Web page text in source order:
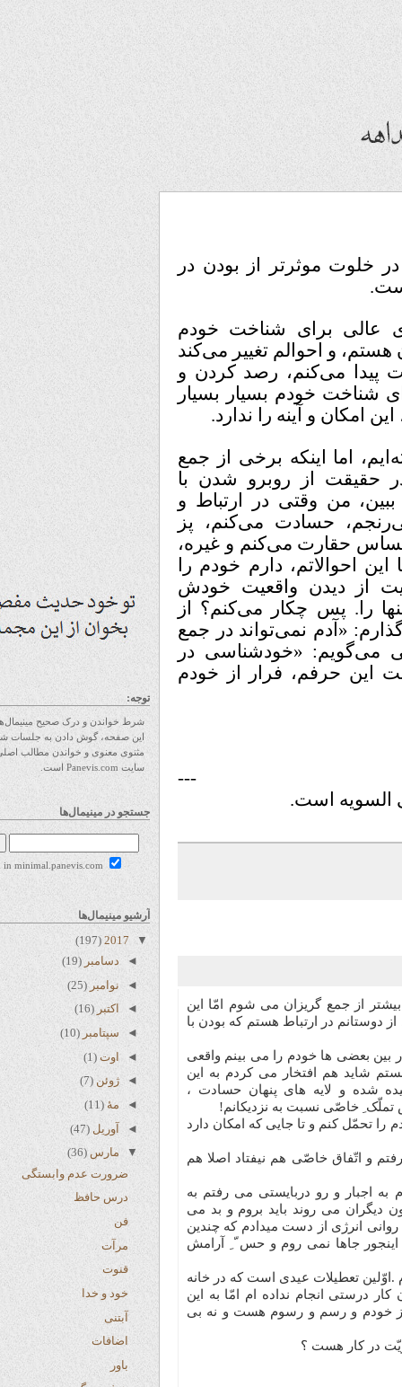
توجه:
شرط خواندن و درک صحیح مینیمال‌های
این صفحه، گوش دادن به جلسات شرح
مثنوی معنوی و خواندن مطالب اصلی
سایت Panevis.com است.
جستجو در مینیمال‌ها
Search in minimal.panevis.com
آرشیو مینیمال‌ها
▼
2017
(197)
◄
دسامبر(19)
نوامبر(25)
◄ اکتبر
(16)
◄
سپتامبر(10)
◄
اوت
(1)
ژوئن(7)
◄
مهٔ (11)
آوریل(47)
مارس(36)
ضرورت عدم وابستگی
درس حافظ
فن
مرآت
قنوت
خود و خدا
اضافات
باور
موثرتر از بودن در
برای شناخت خودم
و احوالم تغییر می‌کند
می‌کنم، رصد کردن و
شناخت خودم بسیار بسیار
و آینه را ندارد.
اما اینکه برخی از جمع
از روبرو شدن با
من وقتی در ارتباط و
حسادت می‌کنم، پز
حقارت می‌کنم و غیره،
دارم خودم را
دیدن واقعیت خودش
را. پس چکار می‌کنم؟ از
«آدم نمی‌تواند در جمع
«خودشناسی در
حرفم، فرار از خودم
است.
از جمع گریزان می شوم امّا این
در ارتباط هستم که بودن با
ها خودم را می بینم واقعی
هم افتخار می کردم به این
و لایه های پنهان حسادت ،
خاصّی نسبت به نزدیکانم!
کنم و تا جایی که امکان دارد
و اتّفاق خاصّی هم نیفتاد اصلا هم
و رو دربایستی می رفتم به
می روند باید بروم و بد می
انرژی از دست میدادم که چندین
جاها نمی روم و حس ّ ِ آرامش
تعطیلات عیدی است که در خانه
انجام نداده ام امّا به این
خودم و رسم و رسوم هست و نه بی
کار هست ؟